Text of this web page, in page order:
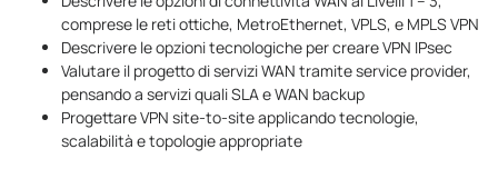
comprese le reti ottiche, MetroEthernet, VPLS, e MPLS VPN
Descrivere le opzioni tecnologiche per creare VPN IPsec
Valutare il progetto di servizi WAN tramite service provider,
pensando a servizi quali SLA e WAN backup
Progettare VPN site-to-site applicando tecnologie,
scalabilità e topologie appropriate